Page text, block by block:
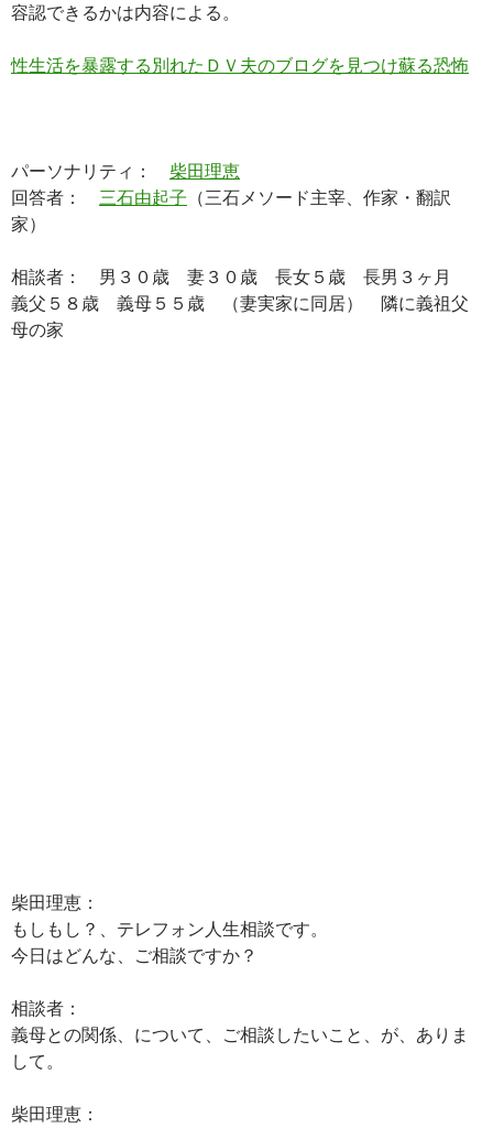
容認できるかは内容による。
性生活を暴露する別れたＤＶ夫のブログを見つけ蘇る恐怖
パーソナリティ： 柴田理恵
回答者： 三石由起子 （三石メソード主宰、作家・翻訳
家）
相談者： 男３０歳 妻３０歳 長女５歳 長男３ヶ月
義父５８歳 義母５５歳 （妻実家に同居） 隣に義祖父
母の家
柴田理恵：
もしもし？、テレフォン人生相談です。
今日はどんな、ご相談ですか？
相談者：
義母との関係、について、ご相談したいこと、が、ありま
して。
柴田理恵：